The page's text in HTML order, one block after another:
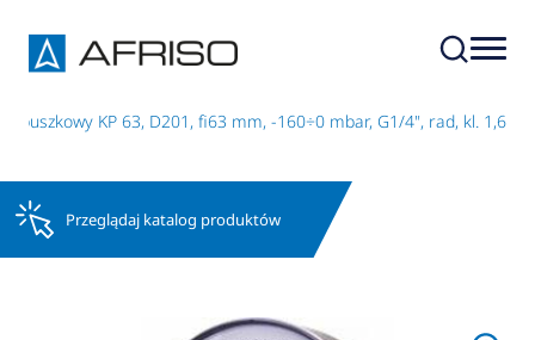
puszkowy KP 63, D201, fi63 mm, -160÷0 mbar, G1/4", rad, kl. 1,6
Przeglądaj katalog produktów